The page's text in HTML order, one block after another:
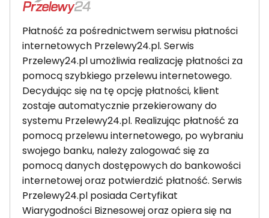
Płatność za pośrednictwem serwisu płatności
internetowych Przelewy24.pl. Serwis
Przelewy24.pl umożliwia realizację płatności za
pomocą szybkiego przelewu internetowego.
Decydując się na tę opcję płatności, klient
zostaje automatycznie przekierowany do
systemu Przelewy24.pl. Realizując płatność za
pomocą przelewu internetowego, po wybraniu
swojego banku, należy zalogować się za
pomocą danych dostępowych do bankowości
internetowej oraz potwierdzić płatność. Serwis
Przelewy24.pl posiada Certyfikat
Wiarygodności Biznesowej oraz opiera się na